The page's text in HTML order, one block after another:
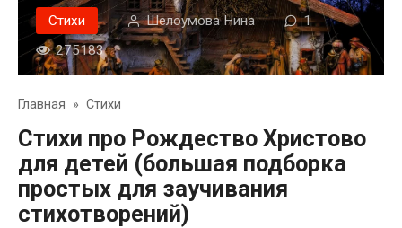
Стихи Шелоумова Нина
1
275183
Главная » Стихи
Стихи про Рождество Христово
для детей (большая подборка
простых для заучивания
стихотворений)